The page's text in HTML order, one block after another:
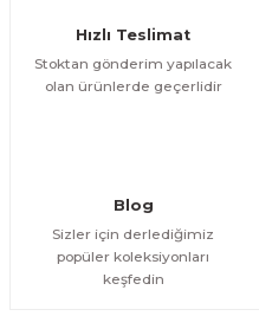
Bu ürüne benzer farklı
Hızlı Teslimat
Stoktan gönderim yapılacak
olan ürünlerde geçerlidir
Blog
Sizler için derlediğimiz
popüler koleksiyonları
keşfedin